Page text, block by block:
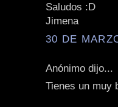
Saludos :D
Jimena
30 DE
Anónimo dijo...
Tienes un muy